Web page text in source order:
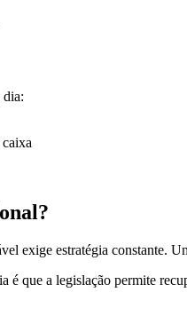
dia:
exige estratégia constante.
é que a legislação permite